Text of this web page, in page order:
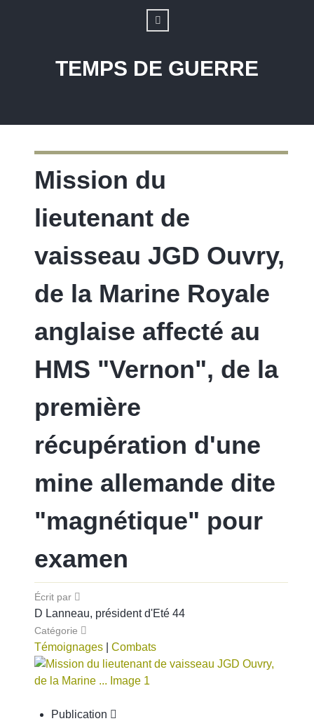
TEMPS DE GUERRE
Mission du
lieutenant de
vaisseau JGD Ouvry,
de la Marine Royale
anglaise affecté au
HMS "Vernon", de la
première
récupération d'une
mine allemande dite
"magnétique" pour
examen
Écrit par
D Lanneau, président d'Eté 44
Catégorie
Témoignages Combats
Publication